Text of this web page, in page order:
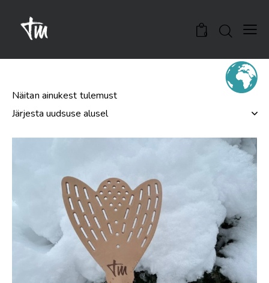
0
Näitan ainukest tulemust